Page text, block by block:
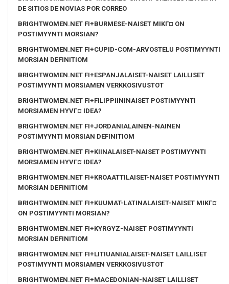
DE SITIOS DE NOVIAS POR CORREO
BRIGHTWOMEN.NET FI+BURMESE-NAISET MIKГ¤ ON
POSTIMYYNTI MORSIAN?
BRIGHTWOMEN.NET FI+CUPID-COM-ARVOSTELU POSTIMYYNTI
MORSIAN DEFINITIOM
BRIGHTWOMEN.NET FI+ESPANJALAISET-NAISET LAILLISET
POSTIMYYNTI MORSIAMEN VERKKOSIVUSTOT
BRIGHTWOMEN.NET FI+FILIPPIININAISET POSTIMYYNTI
MORSIAMEN HYVГ¤ IDEA?
BRIGHTWOMEN.NET FI+JORDANIALAINEN-NAINEN
POSTIMYYNTI MORSIAN DEFINITIOM
BRIGHTWOMEN.NET FI+KIINALAISET-NAISET POSTIMYYNTI
MORSIAMEN HYVГ¤ IDEA?
BRIGHTWOMEN.NET FI+KROAATTILAISET-NAISET POSTIMYYNTI
MORSIAN DEFINITIOM
BRIGHTWOMEN.NET FI+KUUMAT-LATINALAISET-NAISET MIKГ¤
ON POSTIMYYNTI MORSIAN?
BRIGHTWOMEN.NET FI+KYRGYZ-NAISET POSTIMYYNTI
MORSIAN DEFINITIOM
BRIGHTWOMEN.NET FI+LITIUANIALAISET-NAISET LAILLISET
POSTIMYYNTI MORSIAMEN VERKKOSIVUSTOT
BRIGHTWOMEN.NET FI+MACEDONIAN-NAISET LAILLISET